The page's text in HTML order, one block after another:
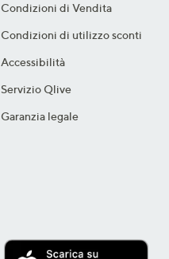
Condizioni di Vendita
Condizioni di utilizzo sconti
Accessibilità
Servizio Qlive
Garanzia legale